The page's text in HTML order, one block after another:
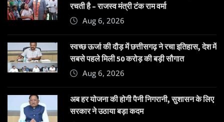
रचती है – राजस्व मंत्री टंक राम वर्मा
Aug 6, 2026
स्वच्छ ऊर्जा की दौड़ में छत्तीसगढ़ ने रचा इतिहास, देश में
सबसे पहले मिली 50 करोड़ की बड़ी सौगात
Aug 6, 2026
अब हर योजना की होगी पैनी निगरानी, सुशासन के लिए
सरकार ने उठाया बड़ा कदम